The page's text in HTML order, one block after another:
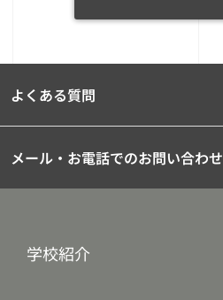
よくある質問
メール・お電話でのお問い合わせ
学校紹介